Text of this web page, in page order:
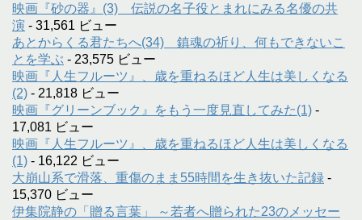
映画『砂の器』(3) 伝説の名子役とまれにみる名優の共
演 - 31,561 ビュー
あとからくる君たちへ(34) 鎮魂の祈り、何もできないこ
とを学ぶ - 23,575 ビュー
映画『人生フルーツ』、歳を重ねるほど人生は美しくなる
(2) - 21,818 ビュー
映画『グリーンブック』をもう一度見直してみた(1) -
17,081 ビュー
映画『人生フルーツ』、歳を重ねるほど人生は美しくなる
(1) - 16,122 ビュー
大崩山系で滑落、重傷のまま55時間を生き抜いた記録 -
15,370 ビュー
伊集院静の「贈る言葉」 ～若者へ贈られた23のメッセー